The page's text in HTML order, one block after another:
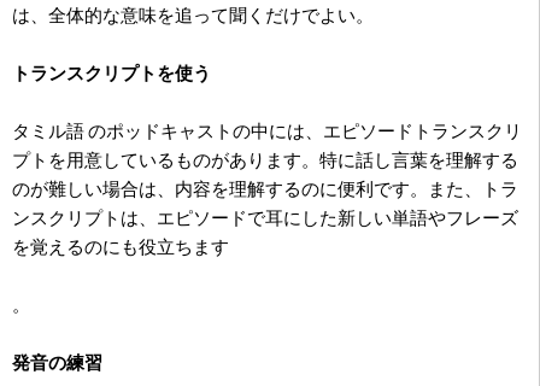
は、全体的な意味を追って聞くだけでよい。
トランスクリプトを使う
タミル語 のポッドキャストの中には、エピソードトランスクリ
プトを用意しているものがあります。特に話し言葉を理解する
のが難しい場合は、内容を理解するのに便利です。また、トラ
ンスクリプトは、エピソードで耳にした新しい単語やフレーズ
を覚えるのにも役立ちます
。
発音の練習